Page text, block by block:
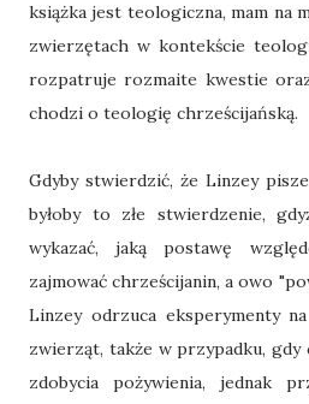
książka jest teologiczna, mam na
zwierzętach w kontekście
rozpatruje rozmaite kwestie
chodzi o teologię chrześcijańską.
Gdyby stwierdzić, że Linzey
byłoby to złe stwierdzenie,
wykazać, jaką postawę
zajmować chrześcijanin, a owo
Linzey odrzuca eksperymenty
zwierząt, także w przypadku,
zdobycia pożywienia, jednak